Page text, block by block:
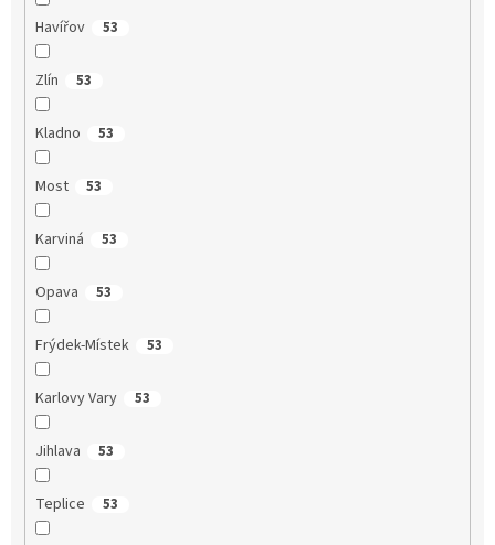
Havířov 53
Zlín 53
Kladno 53
Most 53
Karviná 53
Opava 53
Frýdek-Místek 53
Karlovy Vary 53
Jihlava 53
Teplice 53